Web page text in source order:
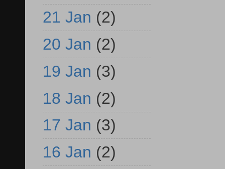
21 Jan (2)
20 Jan (2)
19 Jan (3)
18 Jan (2)
17 Jan (3)
16 Jan (2)